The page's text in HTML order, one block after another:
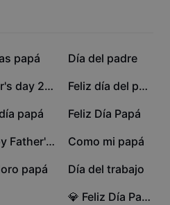
Service
Launch
papá 63,3 mil
Día del padre
father's day 2025 24,4 mil Feliz día del padre
papá 3,5 mil
Feliz Día Papá
Happy Father's Day! 1,1 mil
Como mi papá
papá 332
Día del trabajo
38 💎 Feliz Día Papa 💎